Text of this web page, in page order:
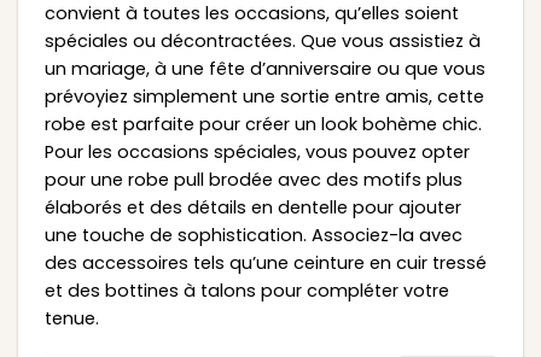
convient à toutes les occasions, qu’elles soient
spéciales ou décontractées. Que vous assistiez à
un mariage, à une fête d’anniversaire ou que vous
prévoyiez simplement une sortie entre amis, cette
robe est parfaite pour créer un look bohème chic.
Pour les occasions spéciales, vous pouvez opter
pour une robe pull brodée avec des motifs plus
élaborés et des détails en dentelle pour ajouter
une touche de sophistication. Associez-la avec
des accessoires tels qu’une ceinture en cuir tressé
et des bottines à talons pour compléter votre
tenue.